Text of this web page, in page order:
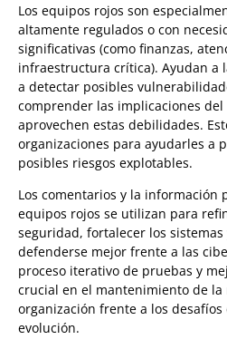
Los equipos rojos son
altamente regulados o con
significativas (como finanzas,
infraestructura crítica). Ayudan a
a detectar posibles
comprender las implicaciones
aprovechen estas debilidades.
organizaciones para ayudarles a
posibles riesgos explotables.
Los comentarios y la información
equipos rojos se utilizan para
seguridad, fortalecer los
defenderse mejor frente a las
proceso iterativo de pruebas y
crucial en el mantenimiento de la
organización frente a los
evolución.